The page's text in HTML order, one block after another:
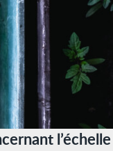
l’échelle